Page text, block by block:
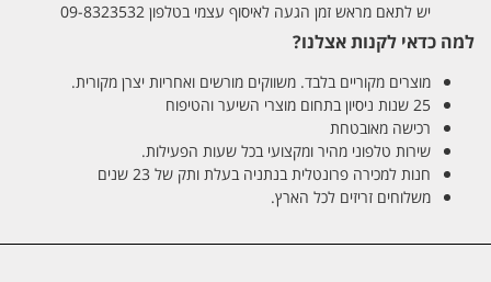
יש לתאם מראש זמן הגעה לאיסוף עצמי בטלפון 09-8323532
למה כדאי לקנות אצלנו?
מוצרים מקוריים בלבד. משווקים מורשים ואחריות יצרן מקורית.
25 שנות ניסיון בתחום מוצרי השיער והטיפוח
רכישה מאובטחת
שירות טלפוני מהיר ומקצועי בכל שעות הפעילות.
חנות למכירה פרונטלית בנתניה בעלת ותק של 23 שנים
משלוחים זריזים לכל הארץ.